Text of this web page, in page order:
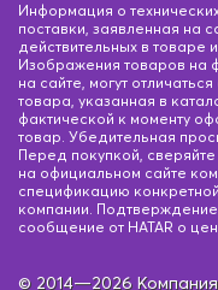
Информация о
поставки, заявленная на
действительных в товаре
Изображения товаров на
на сайте, могут
товара, указанная в
фактической к моменту
товар. Убедительная
Перед покупкой,
на официальном сайте
спецификацию
компании.
сообщение от HATAR о
© 2014—2026 Компания